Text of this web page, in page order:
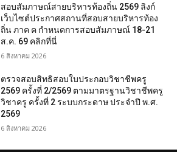
สอบสัมภาษณ์สายบริหารท้องถิ่น 2569 ลิงก์
เว็บไซต์ประกาศสถานที่สอบสายบริหารท้อง
ถิ่น ภาค ค กำหนดการสอบสัมภาษณ์ 18-21
ส.ค. 69 คลิกที่นี่
6 สิงหาคม 2026
ตรวจสอบสิทธิสอบใบประกอบวิชาชีพครู
2569 ครั้งที่ 2/2569 ตามมาตรฐานวิชาชีพครู
วิชาครู ครั้งที่ 2 ระบบกระดาษ ประจำปี พ.ศ.
2569
6 สิงหาคม 2026